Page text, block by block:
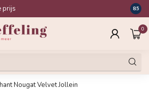
prijs 8.5
0
Nougat Velvet Jollein